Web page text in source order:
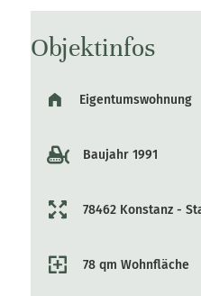
Objektinfos
Eigentumswohnung
Baujahr 1991
78462 Konstanz -
78 qm Wohnfläche